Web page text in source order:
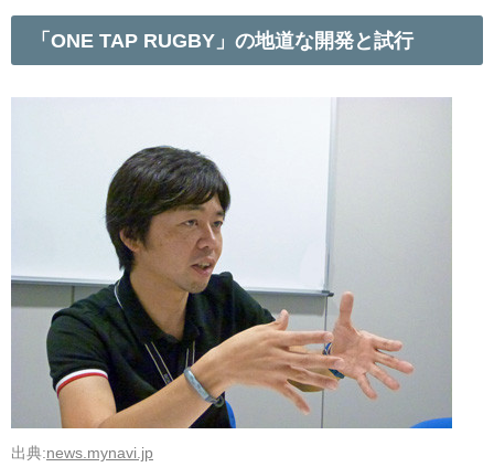
「ONE TAP RUGBY」の地道な開発と試行
出典:news.mynavi.jp